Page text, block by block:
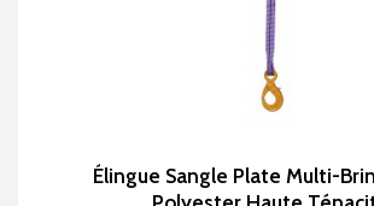
Élingue Sangle Plate Multi-